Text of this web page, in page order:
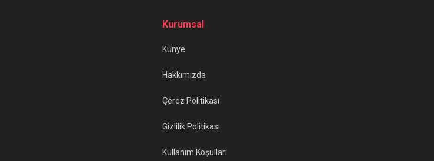
Kurumsal
Künye
Hakkımızda
Çerez Politikası
Gizlilik Politikası
Kullanım Koşulları